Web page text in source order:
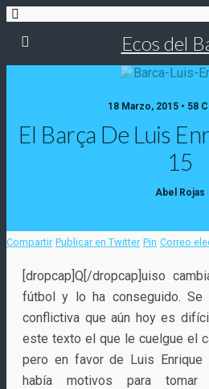
Ecos del
18 Marzo, 2015 • 58
El Barça De Luis
15
Abel Rojas
Compartir Publicar en Twitter Pin Correo
[dropcap]Q[/dropcap]uiso
fútbol y lo ha conseguido. Se
conflictiva que aún hoy es
este texto el que le cuelgue el
pero en favor de Luis Enrique
había motivos para